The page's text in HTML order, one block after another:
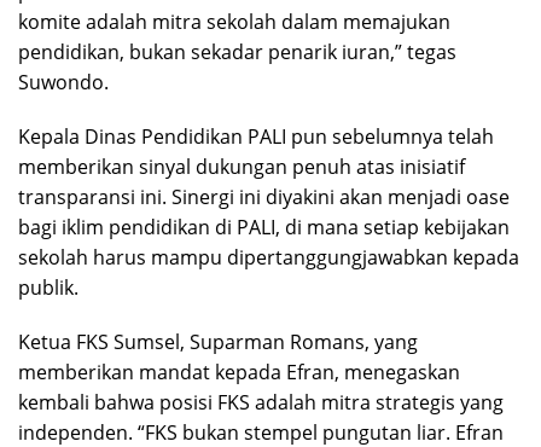
komite adalah mitra sekolah dalam memajukan
pendidikan, bukan sekadar penarik iuran,” tegas
Suwondo.
Kepala Dinas Pendidikan PALI pun sebelumnya telah
memberikan sinyal dukungan penuh atas inisiatif
transparansi ini. Sinergi ini diyakini akan menjadi oase
bagi iklim pendidikan di PALI, di mana setiap kebijakan
sekolah harus mampu dipertanggungjawabkan kepada
publik.
Ketua FKS Sumsel, Suparman Romans, yang
memberikan mandat kepada Efran, menegaskan
kembali bahwa posisi FKS adalah mitra strategis yang
independen. “FKS bukan stempel pungutan liar. Efran